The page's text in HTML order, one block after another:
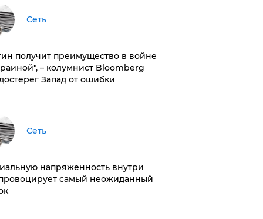
Сеть
получит преимущество в войне
– колумнист Bloomberg
Запад от ошибки
Сеть
напряженность внутри
самый неожиданный